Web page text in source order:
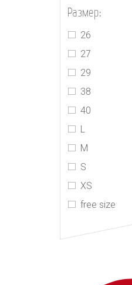
Isabel Marant
Jacquemus
Loewe
MIU MIU
Off-White
Pony Stone
PRADA
R13
The Kooples
Valentino
Vetements
Размер:
26
27
29
38
40
L
M
S
XS
free size